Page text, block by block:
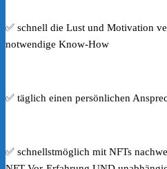
✅ schnell die Lust und Motivation
notwendige Know-How
✅ täglich einen persönlichen
✅ schnellstmöglich mit NFTs